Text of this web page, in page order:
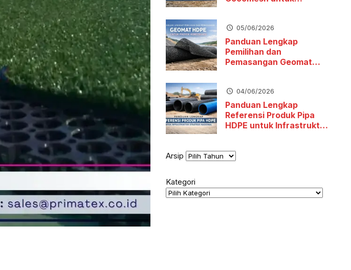
05/06/2026
Panduan Lengkap
Pemilihan dan
Pemasangan Geomat
04/06/2026
Panduan Lengkap
Referensi Produk Pipa
HDPE untuk Infrastruktur
Arsip
Kategori